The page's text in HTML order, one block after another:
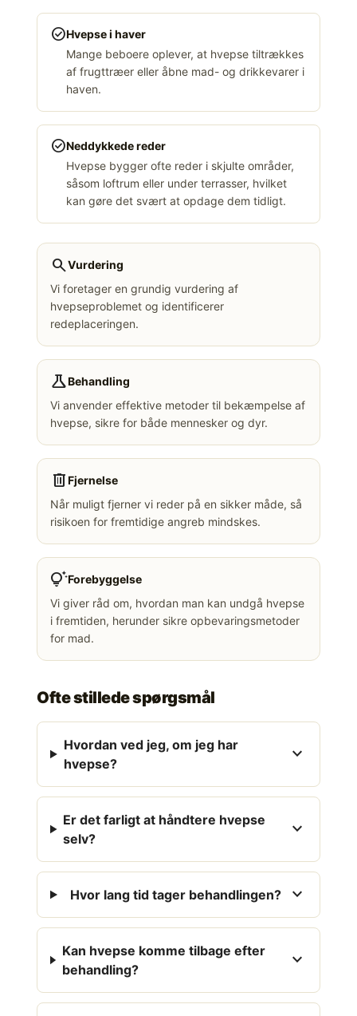
check_circleHvepse i haver
Mange beboere oplever, at hvepse tiltrækkes
af frugttræer eller åbne mad- og drikkevarer i
haven.
check_circleNeddykkede reder
Hvepse bygger ofte reder i skjulte områder,
såsom loftrum eller under terrasser, hvilket
kan gøre det svært at opdage dem tidligt.
searchVurdering
Vi foretager en grundig vurdering af
hvepseproblemet og identificerer
redeplaceringen.
scienceBehandling
Vi anvender effektive metoder til bekæmpelse af
hvepse, sikre for både mennesker og dyr.
deleteFjernelse
Når muligt fjerner vi reder på en sikker måde, så
risikoen for fremtidige angreb mindskes.
tips_and_updatesForebyggelse
Vi giver råd om, hvordan man kan undgå hvepse
i fremtiden, herunder sikre opbevaringsmetoder
for mad.
Ofte stillede spørgsmål
Hvordan ved jeg, om jeg har
hvepse?
expand_more
Er det farligt at håndtere hvepse
selv?
expand_more
Hvor lang tid tager behandlingen? expand_more
Kan hvepse komme tilbage efter
behandling?
expand_more